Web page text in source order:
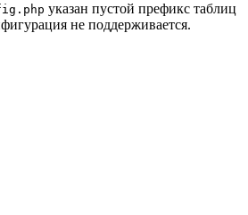
указан пустой префикс таблиц
не поддерживается.